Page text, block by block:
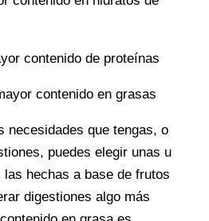
contenido de proteínas
contenido en grasas
necesidades que tengas, o
puedes elegir unas u
hechas a base de frutos
digestiones algo más